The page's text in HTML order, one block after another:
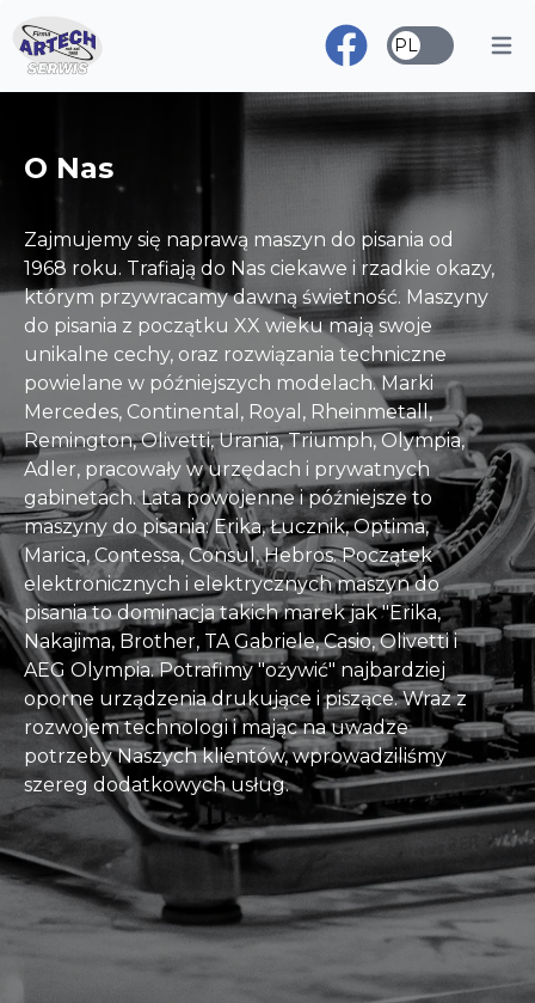
PL
O Nas
Zajmujemy się naprawą maszyn do pisania od
1968 roku. Trafiają do Nas ciekawe i rzadkie okazy,
którym przywracamy dawną świetność. Maszyny
do pisania z początku XX wieku mają swoje
unikalne cechy, oraz rozwiązania techniczne
powielane w późniejszych modelach. Marki
Mercedes, Continental, Royal, Rheinmetall,
Remington, Olivetti, Urania, Triumph, Olympia,
Adler, pracowały w urzędach i prywatnych
gabinetach. Lata powojenne i późniejsze to
maszyny do pisania: Erika, Łucznik, Optima,
Marica, Contessa, Consul, Hebros. Początek
elektronicznych i elektrycznych maszyn do
pisania to dominacja takich marek jak "Erika,
Nakajima, Brother, TA Gabriele, Casio, Olivetti i
AEG Olympia. Potrafimy "ożywić" najbardziej
oporne urządzenia drukujące i piszące. Wraz z
rozwojem technologi i mając na uwadze
potrzeby Naszych klientów, wprowadziliśmy
szereg dodatkowych usług.